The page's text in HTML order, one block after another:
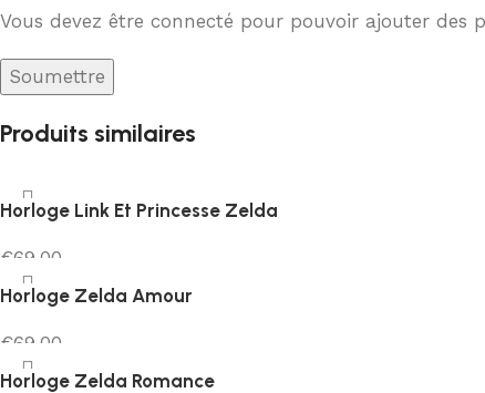
Vous devez être connecté pour pouvoir ajouter des
Produits similaires
Horloge Link Et Princesse Zelda
€69.00
Ajouter au panier
Horloge Zelda Amour
€69.00
Ajouter au panier
Horloge Zelda Romance